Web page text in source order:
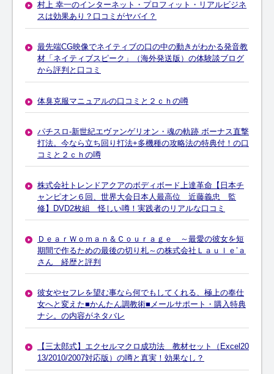
村上 幸一のインターネット・プロフィット・リアルビジネ
スは効果あり？口コミがヤバイ？
最先端CG映像でネイティブの口の中の動きがわかる発音教
材「ネイティブスピーク」（海外発送版）の体験談ブログ
から評判と口コミ
体臭克服マニュアルの口コミと２ｃｈの噂
パチスロ-新世紀エヴァンゲリオン・魂の軌跡 ボーナス直撃
打法。今なら立ち回り打法+多機種の攻略法の特典付！の口
コミと２ｃｈの噂
株式会社トレンドアクアのボディボード上達革命【日本チ
ャンピオン６回、世界大会日本人最高位 近藤義忠 監
修】DVD2枚組 怪しい噂！実践者のリアルな口コミ
ＤｅａｒＷｏｍａｎ＆Ｃｏｕｒａｇｅ ～最愛の彼女を短
期間で作るための最後の切り札～の株式会社Ｌａｕｌｅ’ａ
さん 経歴と評判
彼女やセフレを望む事なら何でもしてくれる、極上の奉仕
女へと変えた■かんたん調教術■メールサポート・購入特典
ナシ。の内容がネタバレ
【三太郎式】エクセルマクロ成功法 教材セット（Excel20
13/2010/2007対応版）の噂と真実！効果なし？